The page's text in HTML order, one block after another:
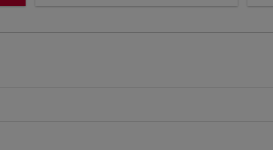
BLQ–DTW: cmp-view-offers-disclaimer.
BLQ–DTW: cmp-view-offers-
BLQ–DTW: cmp-view-offers-
BLQ–DTW: cmp-view-
BLQ–DTW: cmp-
BLQ–DTW: cmp-
BLQ–DTW: